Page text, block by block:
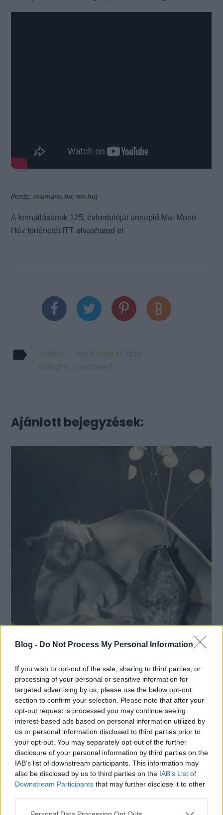
Blog - Do Not Process My Personal Information
If you wish to opt-out of the sale, sharing to third parties, or
processing of your personal or sensitive information for
targeted advertising by us, please use the below opt-out
section to confirm your selection. Please note that after your
opt-out request is processed you may continue seeing
interest-based ads based on personal information utilized by
us or personal information disclosed to third parties prior to
your opt-out. You may separately opt-out of the further
disclosure of your personal information by third parties on the
IAB’s list of downstream participants. This information may
also be disclosed by us to third parties on the IAB’s List of
Downstream Participants that may further disclose it to other
Please note that this website/app uses one or more Google
(forrás:maimano.hu;nlc.hu)
A fennállásának 125. évfordulóját ünneplő Mai Manó
Ház történetét ITT olvashatod el
video
mai manó ház
william vandivert
Ajánlott bejegyzések:
Hogyan írta át a fotográfia a
meztelenség történetét?
A Fénybe vetkőzve – Testábrázolás a XX.
század elején című kiállítás a Magyar
Fotográfiai Múzeum gyűjteményének ritkán
látható darabjain keresztül mutatja be,
hogyan